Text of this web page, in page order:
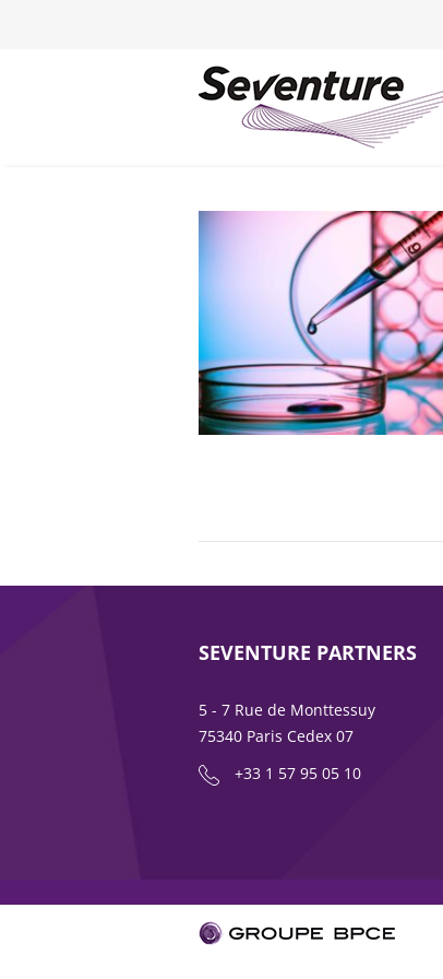
SEVENTURE PARTNERS
5 - 7 Rue de Monttessuy
75340 Paris Cedex 07
+33 1 57 95 05 10